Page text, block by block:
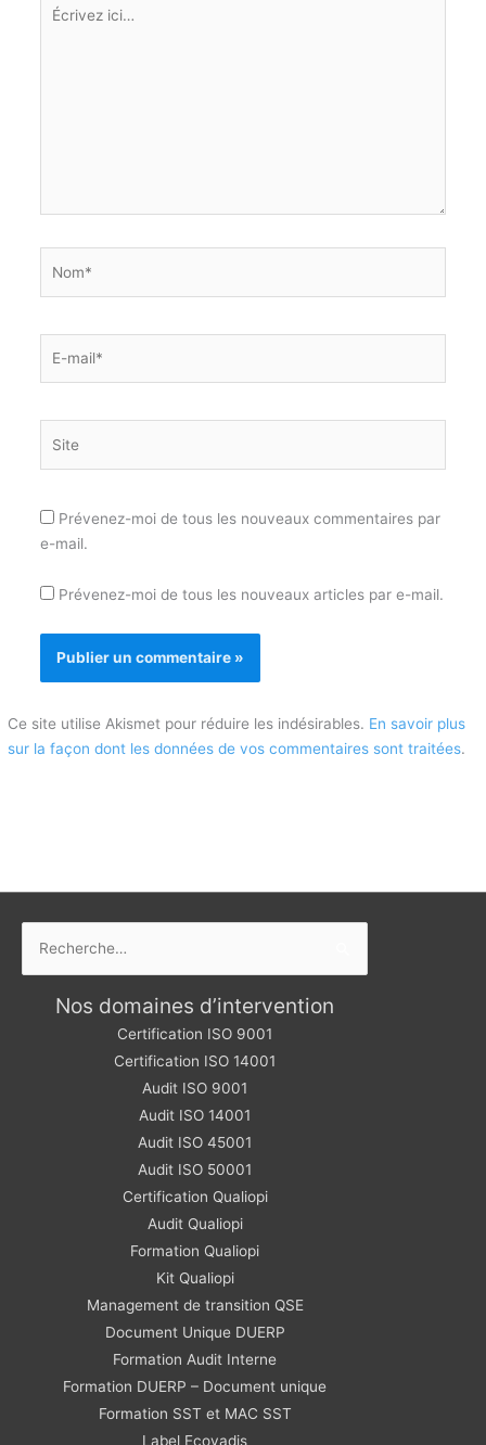
ici…
Prévenez-moi de tous les nouveaux commentaires par
e-mail.
Prévenez-moi de tous les nouveaux articles par e-mail.
Ce site utilise Akismet pour réduire les indésirables. En savoir plus
sur la façon dont les données de vos commentaires sont traitées.
Nos domaines d’intervention
Certification ISO 9001
Certification ISO 14001
Audit ISO 9001
Audit ISO 14001
Audit ISO 45001
Audit ISO 50001
Certification Qualiopi
Audit Qualiopi
Formation Qualiopi
Kit Qualiopi
Management de transition QSE
Document Unique DUERP
Formation Audit Interne
Formation DUERP – Document unique
Formation SST et MAC SST
Label Ecovadis